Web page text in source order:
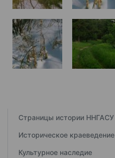
Страницы истории ННГАСУ
Историческое краеведение
Культурное наследие